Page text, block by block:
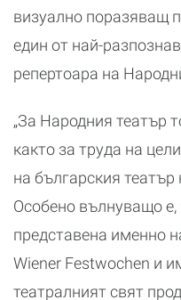
визуално поразяващ
един от най-
репертоара на
„За Народния театър
както за труда на
на българския театър
Особено вълнуващо е,
представена именно
Wiener Festwochen и
театралният свят